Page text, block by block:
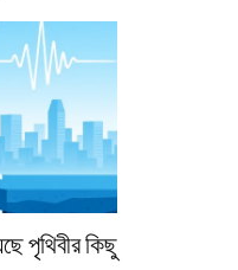
পৃথিবীর কিছু